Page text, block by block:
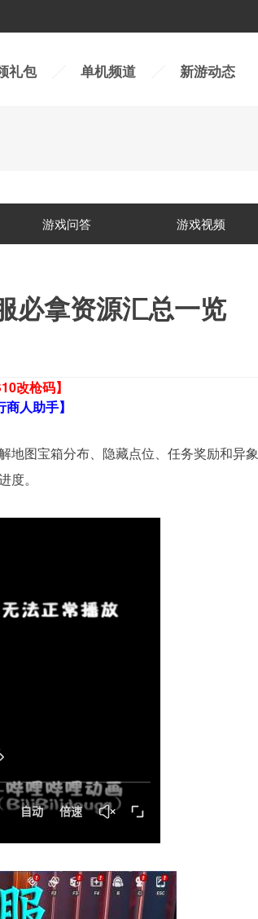
礼包 单机频道 新游动态
游戏问答 游戏视频
必拿资源汇总一览
改枪码】
商人助手】
地图宝箱分布、隐藏点位、任务奖励和异象
度。